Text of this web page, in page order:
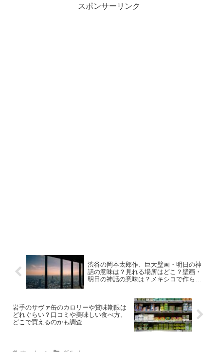
スポンサーリンク
渋谷の岡本太郎作、巨大壁画・明日の神
話の意味は？見れる場所はどこ？壁画・
明日の神話の意味は？メキシコで作られ
岩手のサヴァ缶のカロリーや賞味期限は
どれぐらい？口コミや美味しい食べ方、
どこで買えるのかも調査